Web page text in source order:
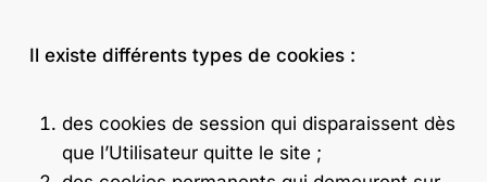
Il existe différents types de cookies :
des cookies de session qui disparaissent dès
que l’Utilisateur quitte le site ;